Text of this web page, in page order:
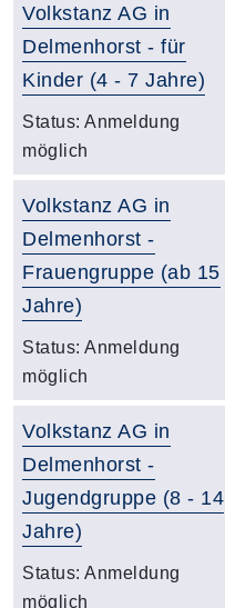
Volkstanz AG in
Delmenhorst - für
Kinder (4 - 7 Jahre)
Status: Anmeldung
möglich
Volkstanz AG in
Delmenhorst -
Frauengruppe (ab 15
Jahre)
Status: Anmeldung
möglich
Volkstanz AG in
Delmenhorst -
Jugendgruppe (8 - 14
Jahre)
Status: Anmeldung
möglich